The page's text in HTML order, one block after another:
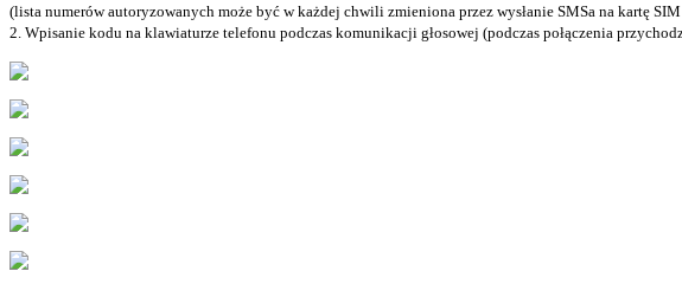
(lista numerów autoryzowanych może być w każdej chwili zmieniona przez wysłanie SMSa na kartę
2. Wpisanie kodu na klawiaturze telefonu podczas komunikacji głosowej (podczas połączenia